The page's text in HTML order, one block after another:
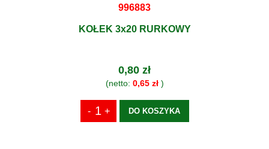
996883
KOŁEK 3x20 RURKOWY
0,80 zł
(netto: 0,65 zł)
DO KOSZYKA